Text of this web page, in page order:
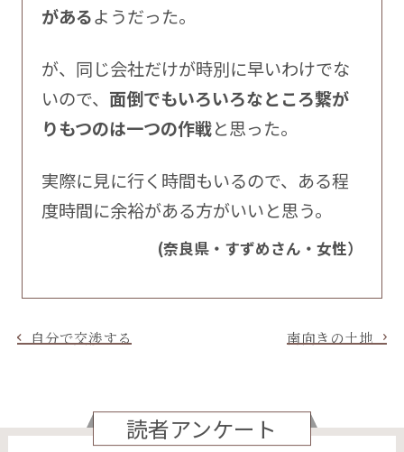
があるようだった。
が、同じ会社だけが時別に早いわけでな
いので、 面倒でもいろいろなところ繋が
りもつのは一つの作戦と思った。
実際に見に行く時間もいるので、ある程
度時間に余裕がある方がいいと思う。
(奈良県・すずめさん・女性）
自分で交渉する 南向きの土地
読者アンケート